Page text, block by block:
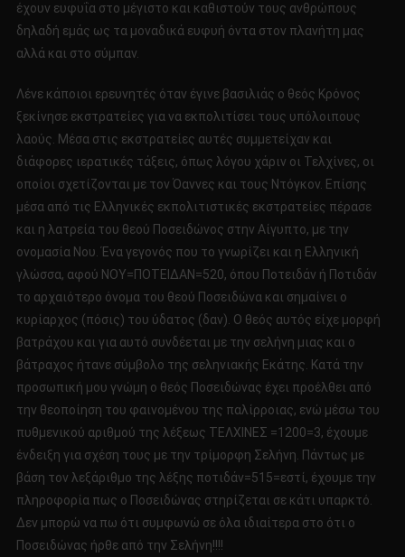
έχουν ευφυΐα στο μέγιστο και καθιστούν τους ανθρώπους
δηλαδή εμάς ως τα μοναδικά ευφυή όντα στον πλανήτη μας
αλλά και στο σύμπαν.
Λένε κάποιοι ερευνητές όταν έγινε βασιλιάς ο θεός Κρόνος
ξεκίνησε εκστρατείες για να εκπολιτίσει τους υπόλοιπους
λαούς. Μέσα στις εκστρατείες αυτές συμμετείχαν και
διάφορες ιερατικές τάξεις, όπως λόγου χάριν οι Τελχίνες, οι
οποίοι σχετίζονται με τον Όαννες και τους Ντόγκον. Επίσης
μέσα από τις Ελληνικές εκπολιτιστικές εκστρατείες πέρασε
και η λατρεία του θεού Ποσειδώνος στην Αίγυπτο, με την
ονομασία Νου. Ένα γεγονός που το γνωρίζει και η Ελληνική
γλώσσα, αφού ΝΟΥ=ΠΟΤΕΙΔΑΝ=520, όπου Ποτειδάν ή Ποτιδάν
το αρχαιότερο όνομα του θεού Ποσειδώνα και σημαίνει ο
κυρίαρχος (πόσις) του ύδατος (δαν). Ο θεός αυτός είχε μορφή
βατράχου και για αυτό συνδέεται με την σελήνη μιας και ο
βάτραχος ήτανε σύμβολο της σεληνιακής Εκάτης. Κατά την
προσωπική μου γνώμη ο θεός Ποσειδώνας έχει προέλθει από
την θεοποίηση του φαινομένου της παλίρροιας, ενώ μέσω του
πυθμενικού αριθμού της λέξεως ΤΕΛΧΙΝΕΣ =1200=3, έχουμε
ένδειξη για σχέση τους με την τρίμορφη Σελήνη. Πάντως με
βάση τον λεξάριθμο της λέξης ποτιδάν=515=εστί, έχουμε την
πληροφορία πως ο Ποσειδώνας στηρίζεται σε κάτι υπαρκτό.
Δεν μπορώ να πω ότι συμφωνώ σε όλα ιδιαίτερα στο ότι ο
Ποσειδώνας ήρθε από την Σελήνη!!!!